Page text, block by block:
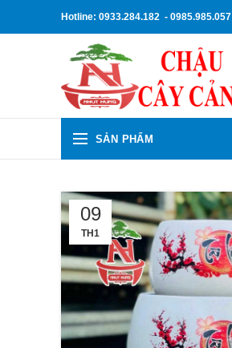
Hotline: 0933.284.182 - 0985.985.057
SẢN PHẨM
09
TH1